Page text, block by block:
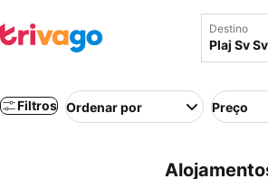
Destino
Filtros Ordenar por Preço